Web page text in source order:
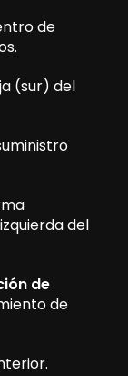
de
(sur) del
del
de
de